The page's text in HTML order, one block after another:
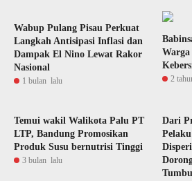
Wabup Pulang Pisau Perkuat
Langkah Antisipasi Inflasi dan
Dampak El Nino Lewat Rakor
Nasional
1 bulan lalu 2
Temui wakil Walikota Palu PT
LTP, Bandung Promosikan
Produk Susu bernutrisi Tinggi
3 bulan lalu
Dari